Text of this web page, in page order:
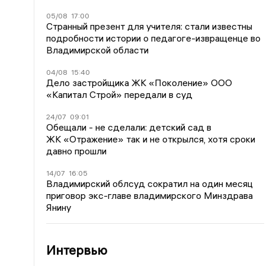
05/08 17:00
Странный презент для учителя: стали известны
подробности истории о педагоге-извращенце во
Владимирской области
04/08 15:40
Дело застройщика ЖК «Поколение» ООО
«Капитал Строй» передали в суд
24/07 09:01
Обещали - не сделали: детский сад в
ЖК «Отражение» так и не открылся, хотя сроки
давно прошли
14/07 16:05
Владимирский облсуд сократил на один месяц
приговор экс-главе владимирского Минздрава
Янину
Интервью